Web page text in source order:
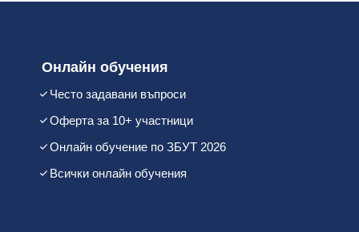
Онлайн обучения
Често задавани въпроси
Оферта за 10+ участници
Онлайн обучение по ЗБУТ 2026
Всички онлайн обучения